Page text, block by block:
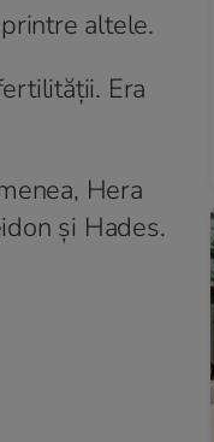
altele.
Era
Hera
și Hades.